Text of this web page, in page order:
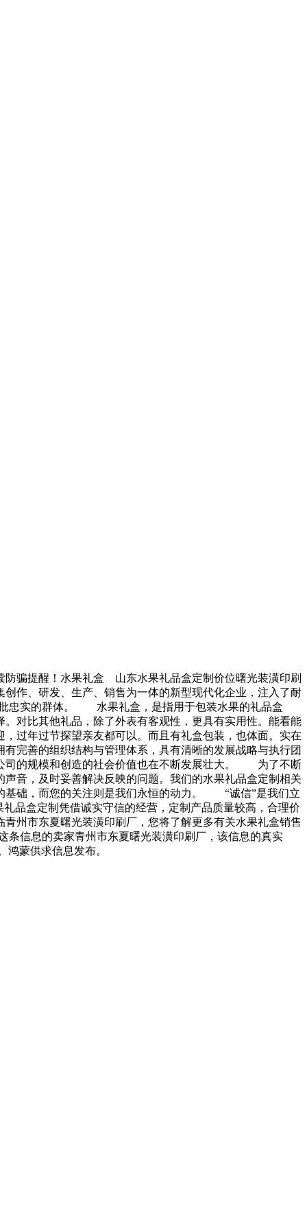
骗提醒！水果礼盒 山东水果礼品盒定制价位曙光装潢印刷
作、研发、生产、销售为一体的新型现代化企业，注入了耐
批忠实的群体。 水果礼盒，是指用于包装水果的礼品盒
对比其他礼品，除了外表有客观性，更具有实用性。能看能
过年过节探望亲友都可以。而且有礼盒包装，也体面。实在
完善的组织结构与管理体系，具有清晰的发展战略与执行团
司的规模和创造的社会价值也在不断发展壮大。 为了不断
音，及时妥善解决反映的问题。我们的水果礼品盒定制相关
基础，而您的关注则是我们永恒的动力。 “诚信”是我们立
品盒定制凭借诚实守信的经营，定制产品质量较高，合理价
州市东夏曙光装潢印刷厂，您将了解更多有关水果礼盒销售
信息的卖家青州市东夏曙光装潢印刷厂，该信息的真实
蒙供求信息发布。